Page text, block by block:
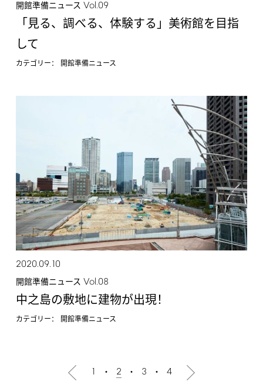
開館準備ニュース Vol.09
「見る、調べる、体験する」美術館を目指
して
カテゴリー： 開館準備ニュース
2020.09.10
開館準備ニュース Vol.08
中之島の敷地に建物が出現！
カテゴリー： 開館準備ニュース
1 2 3 4